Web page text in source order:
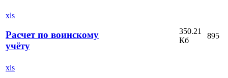
xls
Расчет по воинскому
учёту
350.21
Кб
895
xls